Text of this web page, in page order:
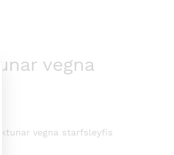
vegna
vegna starfsleyfis